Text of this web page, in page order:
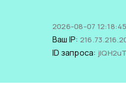
2026-08-07
Ваш IP:
ID запроса: